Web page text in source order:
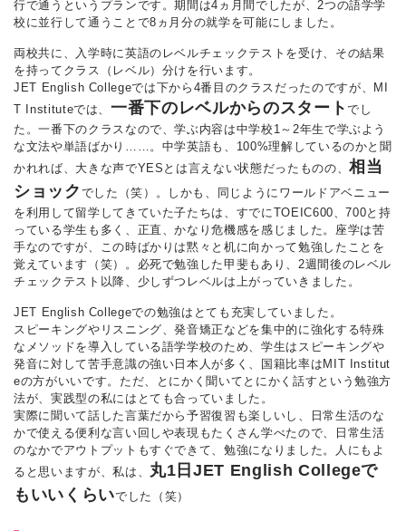
行で通うというプランです。期間は4ヵ月間でしたが、2つの語学学
校に並行して通うことで8ヵ月分の就学を可能にしました。
両校共に、入学時に英語のレベルチェックテストを受け、その結果
を持ってクラス（レベル）分けを行います。
JET English Collegeでは下から4番目のクラスだったのですが、MI
T Instituteでは、一番下のレベルからのスタートでし
た。一番下のクラスなので、学ぶ内容は中学校1～2年生で学ぶよう
な文法や単語ばかり……。中学英語も、100%理解しているのかと聞
かれれば、大きな声でYESとは言えない状態だったものの、相当
ショック でした（笑）。しかも、同じようにワールドアベニュー
を利用して留学してきていた子たちは、すでにTOEIC600、700と持
っている学生も多く、正直、かなり危機感を感じました。座学は苦
手なのですが、この時ばかりは黙々と机に向かって勉強したことを
覚えています（笑）。必死で勉強した甲斐もあり、2週間後のレベル
チェックテスト以降、少しずつレベルは上がっていきました。
JET English Collegeでの勉強はとても充実していました。
スピーキングやリスニング、発音矯正などを集中的に強化する特殊
なメソッドを導入している語学学校のため、学生はスピーキングや
発音に対して苦手意識の強い日本人が多く、国籍比率はMIT Institut
eの方がいいです。ただ、とにかく聞いてとにかく話すという勉強方
法が、実践型の私にはとても合っていました。
実際に聞いて話した言葉だから予習復習も楽しいし、日常生活のな
かで使える便利な言い回しや表現もたくさん学べたので、日常生活
のなかでアウトプットもすぐできて、勉強になりました。人にもよ
ると思いますが、私は、 丸1日JET English Collegeで
もいいくらいでした（笑）